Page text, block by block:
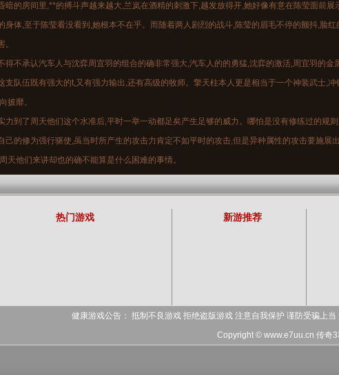
暗的房间里,**的搏斗声越来越大,兰岚在酒精的刺激下,越发放得开,她好像有意在陈莹面前展
身体,至于陈莹看没看到,她根本不在乎。而随着两人剧烈的战斗,陈莹的眉毛不停的颤抖,脸红
。
得不承认汽车人与沈弈周宜羽的组合的确非常强大,汽车人的的勇猛,沈弈的激活,周宜羽的金
支队伍既有强大的t,又有强力输出,还有高级的牧师。擎天柱本人更是相当于一个神装武士,冲
披靡。
力到了周天他们这个水准后,平时一举一动都足矣产生足够的威力。哪怕是没有修练过的规
己的修为强行驱使,虽当时所产生的攻击力肯定不如平时的攻击,但是异种属性的攻击要施展
天他们来讲却也的确不能算是什么困难的事情。
种祥和的玉佩给了来找自己算命的人,那么一旦那个人出了什么问题,肯定会让自己的名声扫
引来一系列的负面致命性的影响!
他现在首要的任务,就是尽力的提升自己的修为,在这凶险的妖灵世界之中一往无前的生存下去,
一个有能力保护自己的妖尾士!一个有资格拥有异宝镇海珠的妖尾士!一个可以堂堂正正称自己
热门游戏 新游推荐
健康游戏公告： 抵制不良游戏 拒绝盗版游戏 注意自我保护 谨防受骗上
Copyright © www.e7uu.cn 传奇3